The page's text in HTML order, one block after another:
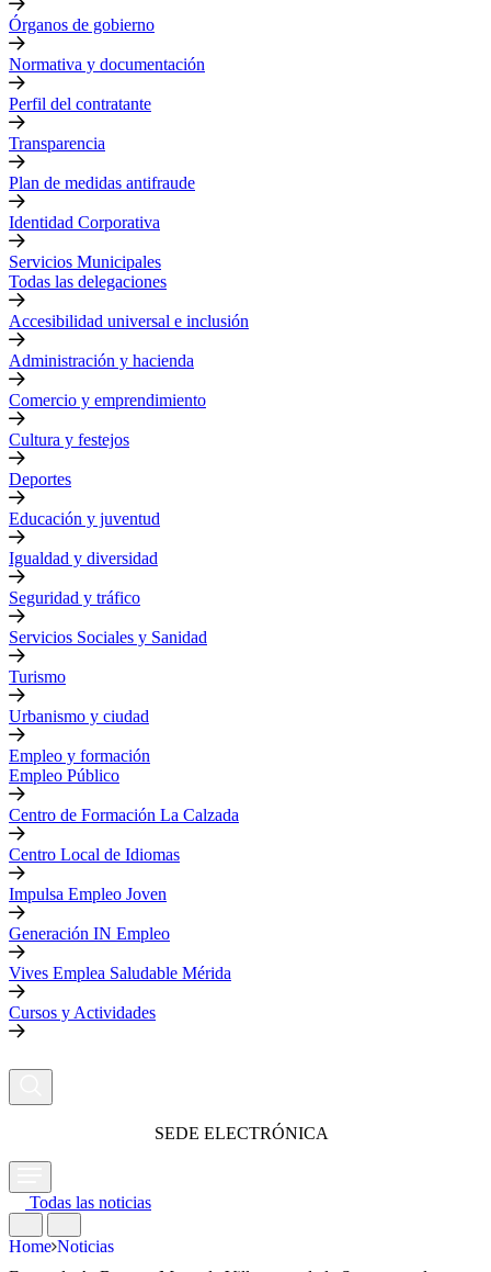
Órganos de gobierno
Normativa y documentación
Perfil del contratante
Transparencia
Plan de medidas antifraude
Identidad Corporativa
Servicios Municipales
Todas las delegaciones
Accesibilidad universal e inclusión
Administración y hacienda
Comercio y emprendimiento
Cultura y festejos
Deportes
Educación y juventud
Igualdad y diversidad
Seguridad y tráfico
Servicios Sociales y Sanidad
Turismo
Urbanismo y ciudad
Empleo y formación
Empleo Público
Centro de Formación La Calzada
Centro Local de Idiomas
Impulsa Empleo Joven
Generación IN Empleo
Vives Emplea Saludable Mérida
Cursos y Actividades
SEDE ELECTRÓNICA
Todas las noticias
Home Noticias